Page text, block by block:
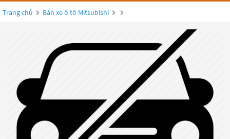
Trang chủ Bán xe ô tô Mitsubishi